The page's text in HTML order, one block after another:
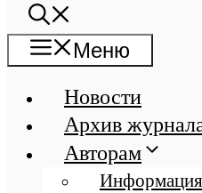
Меню
Новости
Архив
Авторам